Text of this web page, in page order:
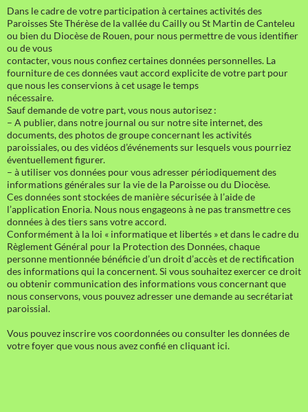
Dans le cadre de votre participation à certaines activités des
Paroisses Ste Thérèse de la vallée du Cailly ou St Martin de Canteleu
ou bien du Diocèse de Rouen, pour nous permettre de vous identifier
ou de vous
contacter, vous nous confiez certaines données personnelles. La
fourniture de ces données vaut accord explicite de votre part pour
que nous les conservions à cet usage le temps
nécessaire.
Sauf demande de votre part, vous nous autorisez :
– A publier, dans notre journal ou sur notre site internet, des
documents, des photos de groupe concernant les activités
paroissiales, ou des vidéos d’événements sur lesquels vous pourriez
éventuellement figurer.
– à utiliser vos données pour vous adresser périodiquement des
informations générales sur la vie de la Paroisse ou du Diocèse.
Ces données sont stockées de manière sécurisée à l’aide de
l’application Enoria. Nous nous engageons à ne pas transmettre ces
données à des tiers sans votre accord.
Conformément à la loi « informatique et libertés » et dans le cadre du
Règlement Général pour la Protection des Données, chaque
personne mentionnée bénéficie d’un droit d’accès et de rectification
des informations qui la concernent. Si vous souhaitez exercer ce droit
ou obtenir communication des informations vous concernant que
nous conservons, vous pouvez adresser une demande au secrétariat
paroissial.
Vous pouvez inscrire vos coordonnées ou consulter les données de
votre foyer que vous nous avez confié en cliquant ici.